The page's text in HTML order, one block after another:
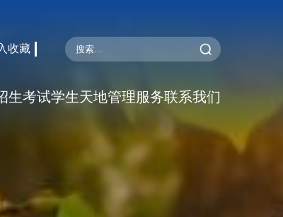
收藏
生考试学生天地管理服务联系我们